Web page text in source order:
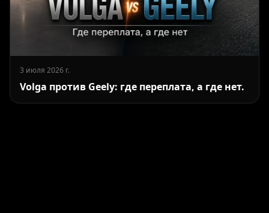
3 июля 2026 г.
Volga против Geely: где переплата, а где нет.